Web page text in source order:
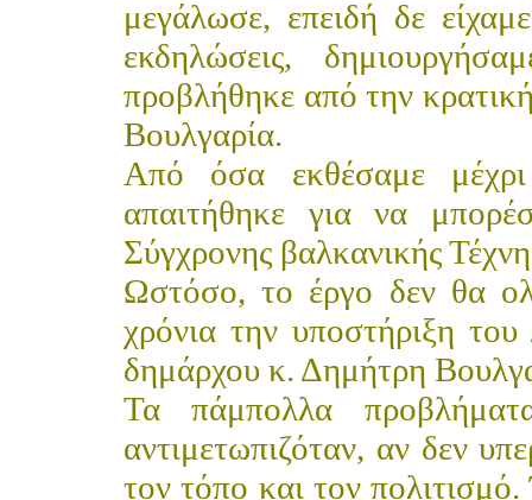
μεγάλωσε, επειδή δε
εκδηλώσεις,
προβλήθηκε από την
Βουλγαρία.
Από όσα εκθέσαμε μέχρι
απαιτήθηκε για να
Σύγχρονης βαλκανικής
Ωστόσο, το έργο δεν θα
χρόνια την υποστήριξη
δημάρχου κ. Δημήτρη
Τα πάμπολλα
αντιμετωπιζόταν, αν δεν
τον τόπο και τον